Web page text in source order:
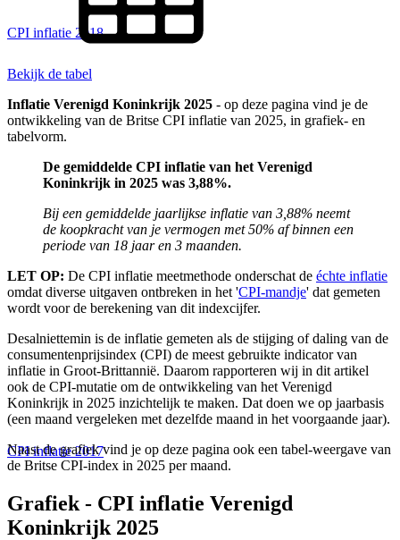
CPI inflatie 2018
CPI inflatie 2017
Bekijk de tabel
Inflatie Verenigd Koninkrijk 2025 - op deze pagina vind je de
ontwikkeling van de Britse CPI inflatie van 2025, in grafiek- en
tabelvorm.
De gemiddelde CPI inflatie van het Verenigd
Koninkrijk in 2025 was 3,88%.
Bij een gemiddelde jaarlijkse inflatie van 3,88% neemt
de koopkracht van je vermogen met 50% af binnen een
periode van 18 jaar en 3 maanden.
LET OP: De CPI inflatie meetmethode onderschat de échte inflatie
omdat diverse uitgaven ontbreken in het 'CPI-mandje' dat gemeten
wordt voor de berekening van dit indexcijfer.
Desalniettemin is de inflatie gemeten als de stijging of daling van de
consumentenprijsindex (CPI) de meest gebruikte indicator van
inflatie in Groot-Brittannië. Daarom rapporteren wij in dit artikel
ook de CPI-mutatie om de ontwikkeling van het Verenigd
Koninkrijk in 2025 inzichtelijk te maken. Dat doen we op jaarbasis
(een maand vergeleken met dezelfde maand in het voorgaande jaar).
Naast de grafiek vind je op deze pagina ook een tabel-weergave van
de Britse CPI-index in 2025 per maand.
Grafiek - CPI inflatie Verenigd
Koninkrijk 2025